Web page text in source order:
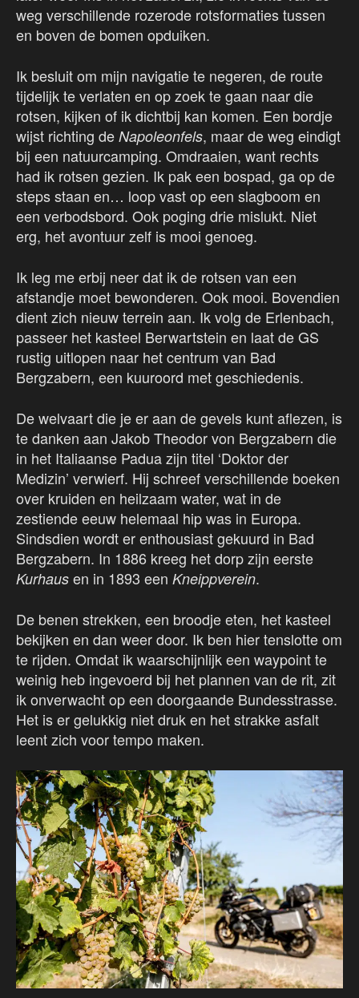
weg verschillende rozerode rotsformaties tussen
en boven de bomen opduiken.
Ik besluit om mijn navigatie te negeren, de route
tijdelijk te verlaten en op zoek te gaan naar die
rotsen, kijken of ik dichtbij kan komen. Een bordje
wijst richting de Napoleonfels, maar de weg eindigt
bij een natuurcamping. Omdraaien, want rechts
had ik rotsen gezien. Ik pak een bospad, ga op de
steps staan en… loop vast op een slagboom en
een verbodsbord. Ook poging drie mislukt. Niet
erg, het avontuur zelf is mooi genoeg.
Ik leg me erbij neer dat ik de rotsen van een
afstandje moet bewonderen. Ook mooi. Bovendien
dient zich nieuw terrein aan. Ik volg de Erlenbach,
passeer het kasteel Berwartstein en laat de GS
rustig uitlopen naar het centrum van Bad
Bergzabern, een kuuroord met geschiedenis.
De welvaart die je er aan de gevels kunt aflezen, is
te danken aan Jakob Theodor von Bergzabern die
in het Italiaanse Padua zijn titel ‘Doktor der
Medizin’ verwierf. Hij schreef verschillende boeken
over kruiden en heilzaam water, wat in de
zestiende eeuw helemaal hip was in Europa.
Sindsdien wordt er enthousiast gekuurd in Bad
Bergzabern. In 1886 kreeg het dorp zijn eerste
Kurhaus en in 1893 een Kneippverein.
De benen strekken, een broodje eten, het kasteel
bekijken en dan weer door. Ik ben hier tenslotte om
te rijden. Omdat ik waarschijnlijk een waypoint te
weinig heb ingevoerd bij het plannen van de rit, zit
ik onverwacht op een doorgaande Bundesstrasse.
Het is er gelukkig niet druk en het strakke asfalt
leent zich voor tempo maken.